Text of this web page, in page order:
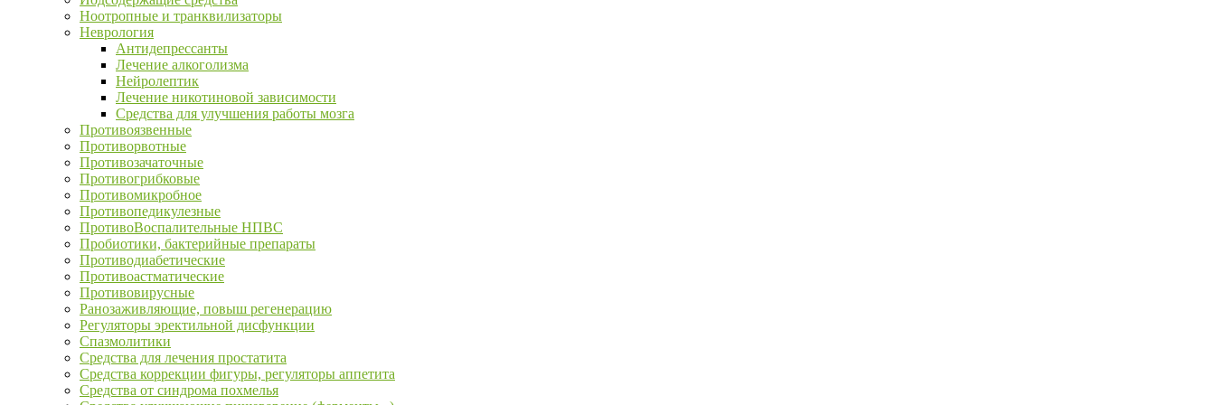
Ноотропные и транквилизаторы
Неврология
Антидепрессанты
Лечение алкоголизма
Нейролептик
Лечение никотиновой зависимости
Средства для улучшения работы мозга
Противоязвенные
Противорвотные
Противозачаточные
Противогрибковые
Противомикробное
Противопедикулезные
ПротивоВоспалительные НПВС
Пробиотики, бактерийные препараты
Противодиабетические
Противоастматические
Противовирусные
Ранозаживляющие, повыш регенерацию
Регуляторы эректильной дисфункции
Спазмолитики
Средства для лечения простатита
Средства коррекции фигуры, регуляторы аппетита
Средства от синдрома похмелья